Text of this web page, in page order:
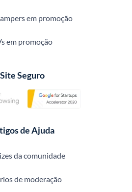
em promoção
em promoção
Site Seguro
de Ajuda
da comunidade
de moderação